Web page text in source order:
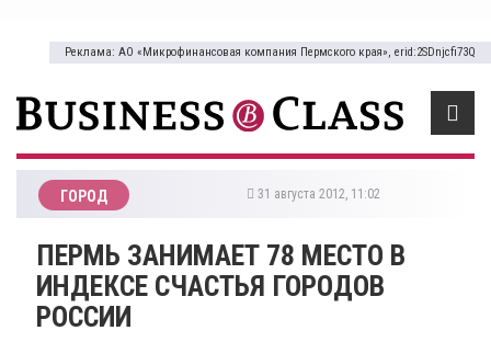
Реклама: АО «Микрофинансовая компания Пермского края», erid:2SDnjcfi73Q
ГОРОД 31 августа 2012, 11:02
ПЕРМЬ ЗАНИМАЕТ 78 МЕСТО В
ИНДЕКСЕ СЧАСТЬЯ ГОРОДОВ
РОССИИ